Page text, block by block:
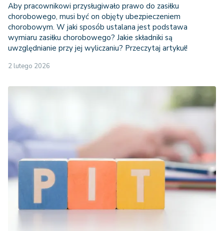
Aby pracownikowi przysługiwało prawo do zasiłku
chorobowego, musi być on objęty ubezpieczeniem
chorobowym. W jaki sposób ustalana jest podstawa
wymiaru zasiłku chorobowego? Jakie składniki są
uwzględnianie przy jej wyliczaniu? Przeczytaj artykuł!
2 lutego 2026